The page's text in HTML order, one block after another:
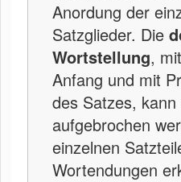
Anordung der
Satzglieder. Die
Wortstellung,
Anfang und mit
des Satzes,
aufgebrochen
einzelnen
Wortendungen